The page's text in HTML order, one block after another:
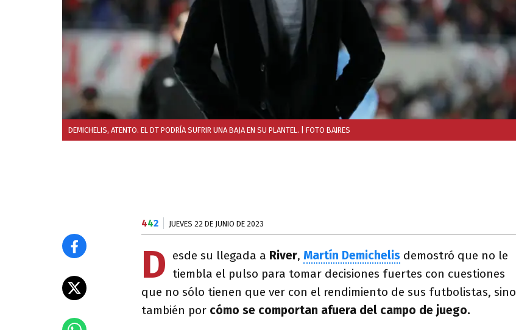
DEMICHELIS, ATENTO. EL DT PODRÍA SUFRIR UNA BAJA EN SU PLANTEL. | FOTO BAIRES
442 JUEVES 22 DE JUNIO DE 2023
D esde su llegada a River, Martín Demichelis demostró que no le
tiembla el pulso para tomar decisiones fuertes con cuestiones
que no sólo tienen que ver con el rendimiento de sus futbolistas, sino
también por cómo se comportan afuera del campo de juego.